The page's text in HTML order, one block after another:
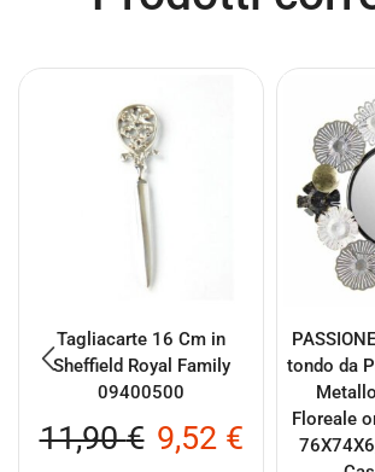
Tagliacarte 16 Cm in
Sheffield Royal Family
09400500
11,90€ 9,52 €
tondo da
Floreale